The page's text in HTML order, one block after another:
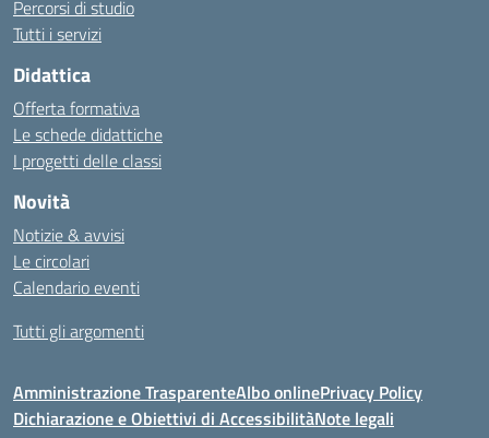
Percorsi di studio
Tutti i servizi
Didattica
Offerta formativa
Le schede didattiche
I progetti delle classi
Novità
Notizie & avvisi
Le circolari
Calendario eventi
Tutti gli argomenti
Amministrazione TrasparenteAlbo onlinePrivacy Policy
Dichiarazione e Obiettivi di AccessibilitàNote legali